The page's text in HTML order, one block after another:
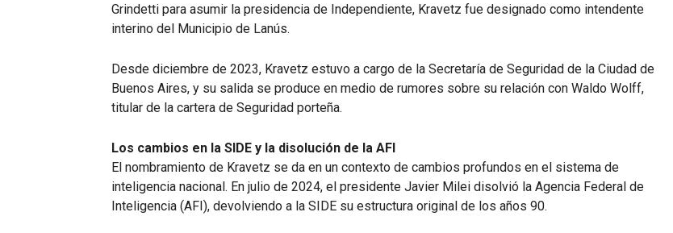
Grindetti para asumir la presidencia de Independiente, Kravetz fue designado como intendente
interino del Municipio de Lanús.
Desde diciembre de 2023, Kravetz estuvo a cargo de la Secretaría de Seguridad de la Ciudad de
Buenos Aires, y su salida se produce en medio de rumores sobre su relación con Waldo Wolff,
titular de la cartera de Seguridad porteña.
Los cambios en la SIDE y la disolución de la AFI
El nombramiento de Kravetz se da en un contexto de cambios profundos en el sistema de
inteligencia nacional. En julio de 2024, el presidente Javier Milei disolvió la Agencia Federal de
Inteligencia (AFI), devolviendo a la SIDE su estructura original de los años 90.